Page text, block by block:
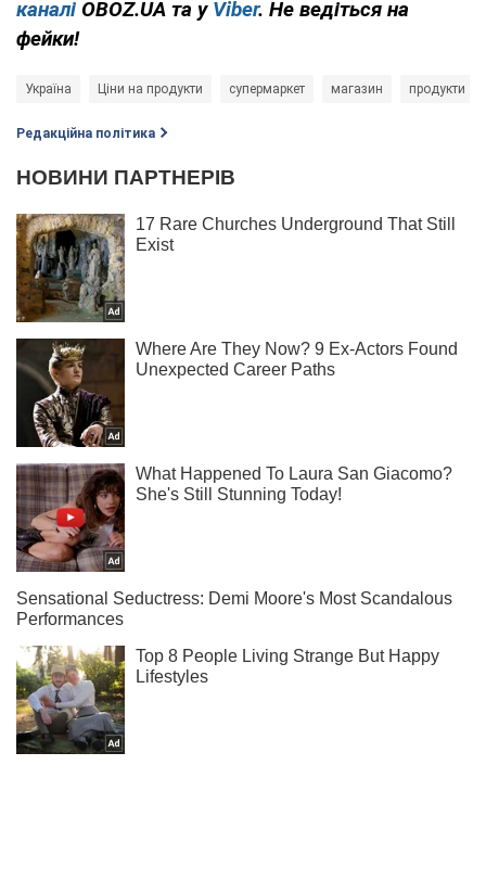
каналі OBOZ.UA та у Viber. Не ведіться на
фейки!
Україна Ціни на продукти супермаркет магазин продукти
Редакційна політика